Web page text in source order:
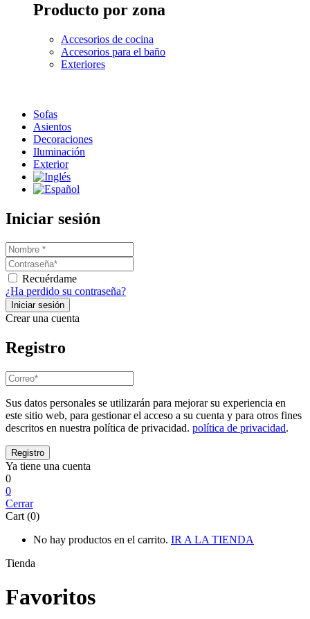
Producto por zona
Accesorios de cocina
Accesorios para el baño
Exteriores
Sofas
Asientos
Decoraciones
Iluminación
Exterior
Iniciar sesión
Recuérdame
¿Ha perdido su contraseña?
Crear una cuenta
Registro
Sus datos personales se utilizarán para mejorar su experiencia en
este sitio web, para gestionar el acceso a su cuenta y para otros fines
descritos en nuestra política de privacidad. política de privacidad.
Ya tiene una cuenta
0
0
Cerrar
Cart (0)
No hay productos en el carrito. IR A LA TIENDA
Tienda
Favoritos